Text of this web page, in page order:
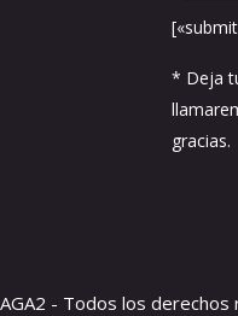
* Deja
gracias.
- Todos los